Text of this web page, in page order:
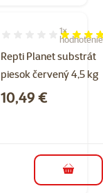
Repti Planet substrát
piesok červený 4,5 kg
Hodnotenie 100%,
1×
hodnotenie
Cena
10,49 €
do